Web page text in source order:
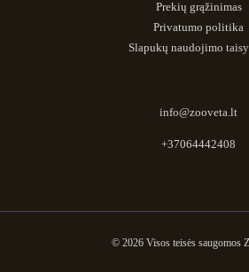
Prekių grąžinimas
Privatumo politika
Slapukų naudojimo
info@zooveta.lt
+37064442408
© 2026 Visos teisės saugomos